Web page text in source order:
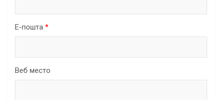
Е-пошта *
Веб место